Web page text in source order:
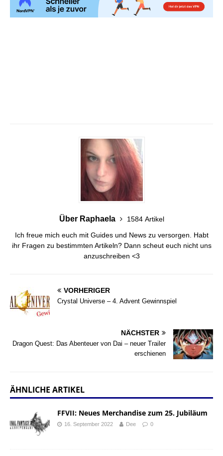
Über Raphaela
1584 Artikel
Ich freue mich euch mit Guides und News zu versorgen. Habt
ihr Fragen zu bestimmten Artikeln? Dann scheut euch nicht uns
anzuschreiben <3
VORHERIGER
Crystal Universe – 4. Advent Gewinnspiel
NÄCHSTER
Dragon Quest: Das Abenteuer von Dai – neuer Trailer
erschienen
ÄHNLICHE ARTIKEL
FFVII: Neues Merchandise zum 25. Jubiläum
16. September 2022 Dee 0